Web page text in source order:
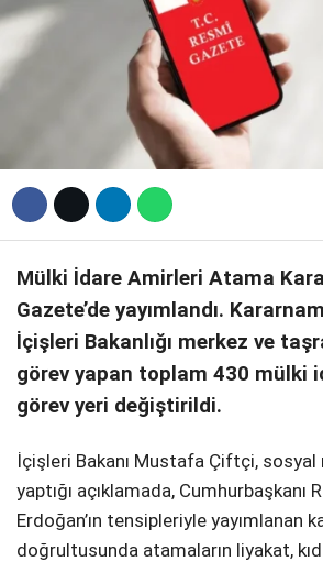
DIĞER
Mülki İdare Amirleri Atama
Gazete’de yayımlandı.
İçişleri Bakanlığı merkez ve
görev yapan toplam 430 mülki
görev yeri değiştirildi.
İçişleri Bakanı Mustafa Çiftçi, sosyal
yaptığı açıklamada, Cumhurbaşkanı
Erdoğan’ın tensipleriyle yayımlanan
doğrultusunda atamaların liyakat,